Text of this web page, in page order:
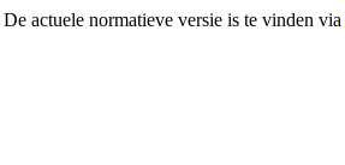
actuele normatieve versie is te vinden via